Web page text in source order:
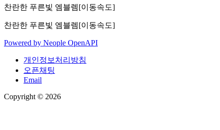
찬란한 푸른빛 엠블렘[이동속도]
찬란한 푸른빛 엠블렘[이동속도]
Powered by Neople OpenAPI
개인정보처리방침
오픈채팅
Email
Copyright © 2026